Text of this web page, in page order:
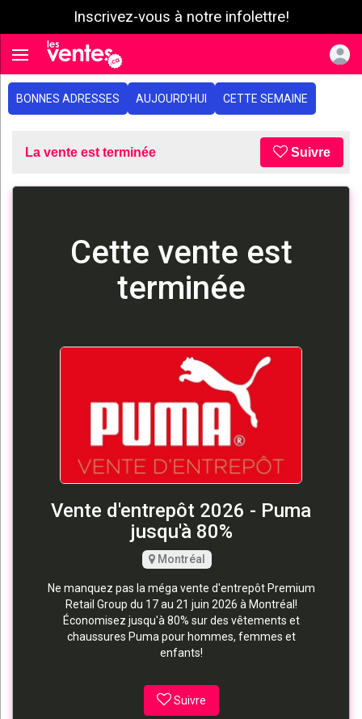
Inscrivez-vous à notre infolettre!
Toggle navigation
BONNES ADRESSES AUJOURD'HUI CETTE SEMAINE
La vente est terminée Suivre
Cette vente est
terminée
Vente d'entrepôt 2026 - Puma
jusqu'à 80%
Montréal
Ne manquez pas la méga vente d'entrepôt Premium
Retail Group du 17 au 21 juin 2026 à Montréal!
Économisez jusqu'à 80% sur des vêtements et
chaussures Puma pour hommes, femmes et
enfants!
Suivre